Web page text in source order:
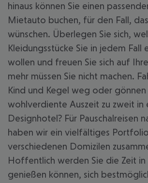
hinaus können Sie einen
Mietauto buchen, für den Fall,
wünschen. Überlegen Sie sich,
Kleidungsstücke Sie in jedem Fall
wollen und freuen Sie sich auf
mehr müssen Sie nicht machen.
Kind und Kegel weg oder gönnen
wohlverdiente Auszeit zu zweit in
Designhotel? Für Pauschalreisen
haben wir ein vielfältiges
verschiedenen Domizilen
Hoffentlich werden Sie die Zeit in
genießen können, sich